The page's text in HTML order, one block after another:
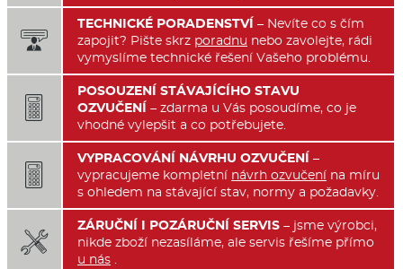

TECHNICKÉ PORADENSTVÍ – Nevíte co s čím
zapojit? Pište skrz poradnu nebo zavolejte, rádi
vymyslíme technické řešení Vašeho problému.

POSOUZENÍ STÁVAJÍCÍHO STAVU
OZVUČENÍ – zdarma u Vás posoudíme, co je
vhodné vylepšit a co potřebujete.

VYPRACOVÁNÍ NÁVRHU OZVUČENÍ –
vypracujeme kompletní návrh ozvučení na míru
s ohledem na stávající stav, normy a požadavky.

ZÁRUČNÍ I POZÁRUČNÍ SERVIS – jsme výrobci,
nikde zboží nezasíláme, ale servis řešíme přímo
u nás .